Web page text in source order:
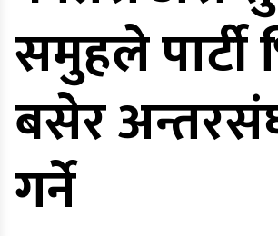
समुहले पार्टी
बसेर
गर्ने